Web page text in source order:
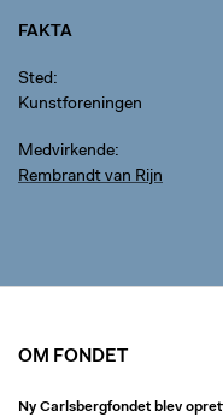
FAKTA
Sted
Kunstforeningen
Medvirkende
Rembrandt van Rijn
OM FONDET
Ny Carlsbergfondet blev